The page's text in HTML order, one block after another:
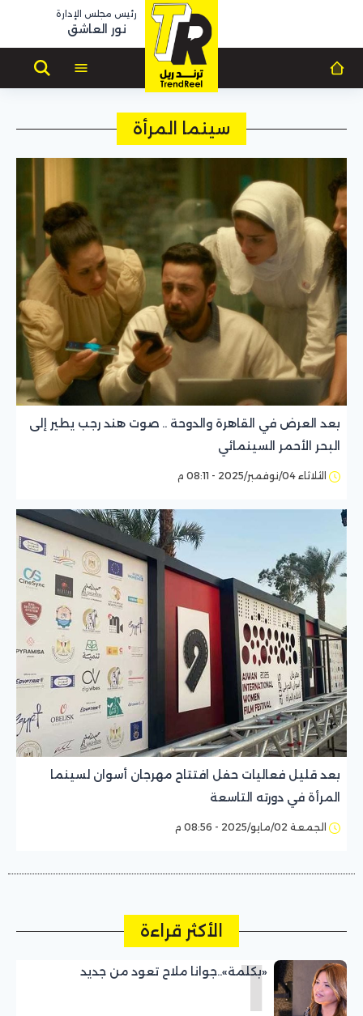
رئيس مجلس الإدارة
نور العاشق
سينما المرأة
بعد العرض في القاهرة والدوحة .. صوت هند رجب يطير إلى
البحر الأحمر السينمائي
الثلاثاء 04/نوفمبر/2025 - 08:11 م
بعد قليل فعاليات حفل افتتاح مهرجان أسوان لسينما
المرأة في دورته التاسعة
الجمعة 02/مايو/2025 - 08:56 م
الأكثر قراءة
1
«بكلمة»..جوانا ملاح تعود من جديد